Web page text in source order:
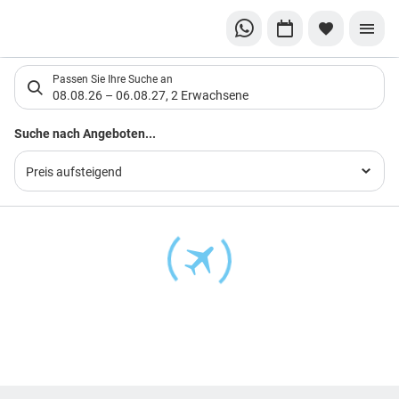
Suchlistenseite
Passen Sie Ihre Suche an
08.08.26 – 06.08.27, 2 Erwachsene
Suche nach Angeboten...
Preis aufsteigend